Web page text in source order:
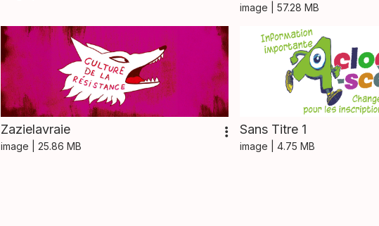
image | 57.28 MB
Zazielavraie
image | 25.86 MB
Sans Titre 1
image | 4.75 MB